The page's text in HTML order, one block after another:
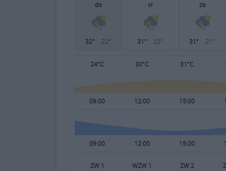
do
32° 22°
vr
31° 22°
za
31° 21°
24°C 30°C 31°C
09:00 12:00 15:00
09:00 12:00 15:00
ZW 1 WZW 1 ZW 2